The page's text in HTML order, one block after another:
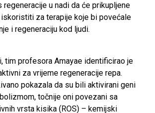
u nadi da će prikupljene
za terapije koje bi povećale
i regeneraciju kod ljudi.
tim profesora Amayae identificirao je
za vrijeme regeneracije repa.
pokazala da su bili aktivirani geni
točnije oni povezani sa
vrsta kisika (ROS) – kemijski